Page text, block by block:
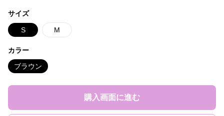
サイズ
S M
カラー
ブラウン
購入画面に進む